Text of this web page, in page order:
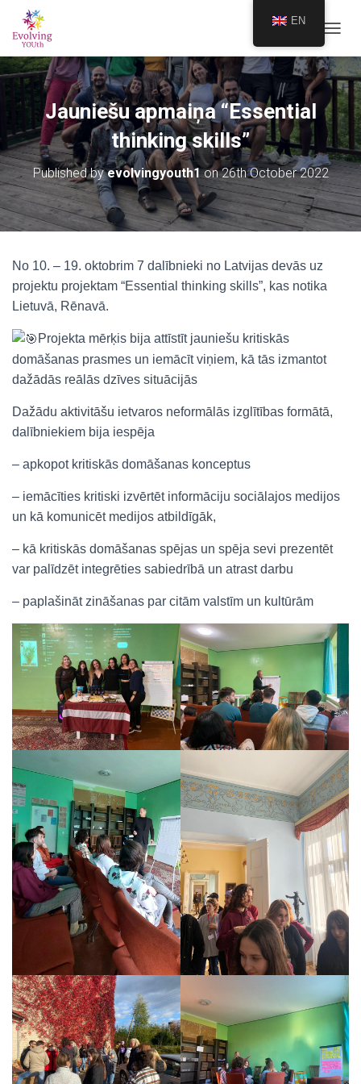
Jauniešu apmaiņa “Essential
thinking skills”
Published byevolvingyouth1on26th October 2022
No 10. – 19. oktobrim 7 dalībnieki no Latvijas devās uz
projektu projektam “Essential thinking skills”, kas notika
Lietuvā, Rēnavā.
Projekta mērķis bija attīstīt jauniešu kritiskās
domāšanas prasmes un iemācīt viņiem, kā tās izmantot
dažādās reālās dzīves situācijās
Dažādu aktivitāšu ietvaros neformālās izglītības formātā,
dalībniekiem bija iespēja
– apkopot kritiskās domāšanas konceptus
– iemācīties kritiski izvērtēt informāciju sociālajos medijos
un kā komunicēt medijos atbildīgāk,
– kā kritiskās domāšanas spējas un spēja sevi prezentēt
var palīdzēt integrēties sabiedrībā un atrast darbu
– paplašināt zināšanas par citām valstīm un kultūrām
EN